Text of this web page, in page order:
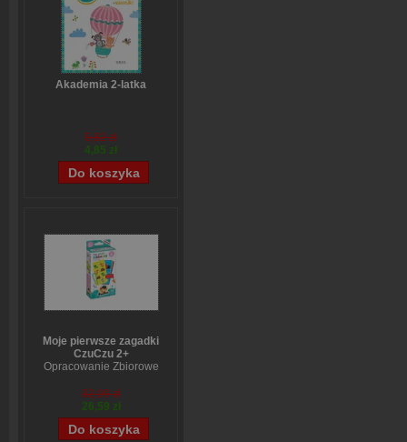
Akademia 2-latka
5,82 zł
4,85 zł
Moje pierwsze zagadki
CzuCzu 2+
Opracowanie Zbiorowe
32,99 zł
26,59 zł